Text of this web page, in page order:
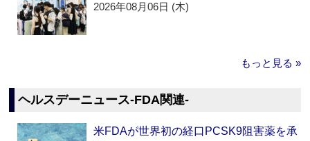
2026年08月06日 (木)
もっと見る »
ヘルスデーニュース‐FDA関連‐
米FDAが世界初の経口PCSK9阻害薬を承